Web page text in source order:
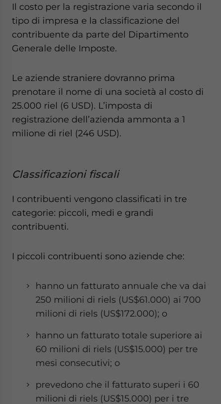
Il costo per la registrazione varia secondo il
tipo di impresa e la classificazione del
contribuente da parte del Dipartimento
Generale delle Imposte.
Le aziende straniere dovranno prima
prenotare il nome di una società al costo di
25.000 riel (6 USD). L’imposta di
registrazione dell’azienda ammonta a 1
milione di riel (246 USD).
Classificazioni fiscali
I contribuenti vengono classificati in tre
categorie: piccoli, medi e grandi
contribuenti.
I piccoli contribuenti sono aziende che:
hanno un fatturato annuale che va dai
250 milioni di riels (US$61.000) ai 700
milioni di riels (US$172.000); o
hanno un fatturato totale superiore ai
60 milioni di riels (US$15.000) per tre
mesi consecutivi; o
prevedono che il fatturato superi i 60
milioni di riels (US$15.000) per i tre